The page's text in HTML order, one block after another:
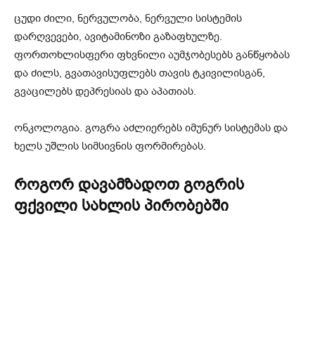
ცუდი ძილი, ნერვულობა, ნერვული სისტემის
დარღვევები, ავიტამინოზი გაზაფხულზე.
ფორთოხლისფერი ფხვნილი აუმჯობესებს განწყობას
და ძილს, გვათავისუფლებს თავის ტკივილისგან,
გვაცილებს დეპრესიას და აპათიას.
ონკოლოგია. გოგრა აძლიერებს იმუნურ სისტემას და
ხელს უშლის სიმსივნის ფორმირებას.
როგორ დავამზადოთ გოგრის
ფქვილი სახლის პირობებში